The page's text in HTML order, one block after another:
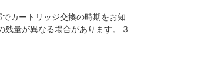
カートリッジ交換の時期をお知
残量が異なる場合があります。 3